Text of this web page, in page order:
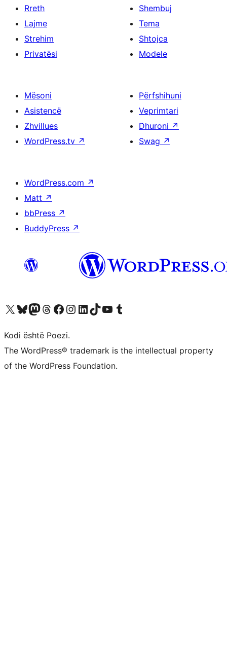
Rreth
Lajme
Strehim
Privatësi
Shembuj
Tema
Shtojca
Modele
Mësoni
Asistencë
Zhvillues
WordPress.tv ↗
Përfshihuni
Veprimtari
Dhuroni ↗
Swag ↗
WordPress.com ↗
Matt ↗
bbPress ↗
BuddyPress ↗
Vizitoni llogarinë tonë X (ish Twitter)
Vizitoni llogarinë tonë Bluesky
Vizitoni llogarinë tonë Mastodon
Vizitoni llogarinë tonë Threads
Vizitoni faqen tonë në Facebook
Vizitoni llogarinë tonë Instagram
Vizitoni llogarinë tonë LinkedIn
Vizitoni llogarinë tonë TikTok
Vizitoni kanalin tonë YouTube
Vizitoni llogarinë tonë Tumblr
Kodi është Poezi.
The WordPress® trademark is the intellectual property
of the WordPress Foundation.